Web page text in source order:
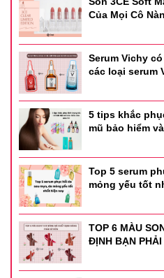
Của Mọi Cô
Serum Vichy
các loại serum
5 tips khắc
mũ bảo hiểm
Top 5 serum
mỏng yếu tốt
TOP 6 MÀU
ĐỊNH BẠN